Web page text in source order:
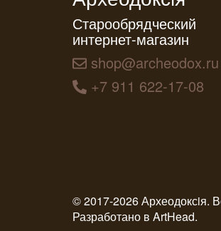
Старообрядческий
интернет-магазин
shop@archeodox.ru
+7 911 622-17-08
© 2017-2026 Археодоксiя.
Разработано в ArtHead.